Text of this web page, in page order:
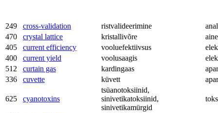
249 cross-validation ristvalideerimine
470
crystal lattice kristallivõre
405
current efficiency vooluefektiivsus
400
current yield voolusaagis
512
curtain gas kardingaas
336
cuvette küvett
625 cyanotoxins
tsüanotoksiinid,
sinivetikatoksiinid,
sinivetikamürgid